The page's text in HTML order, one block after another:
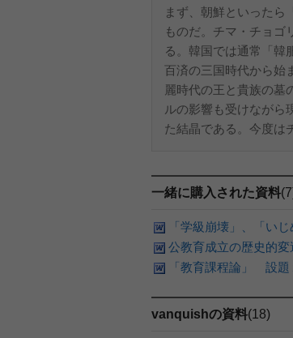
まず、朝鮮といったら
ものだ。チマ・チョゴ
る。韓国では通常「韓
百済の三国時代から始
麗時代の王と貴族の墓
ルの影響も受けながら
た結晶である。今度は
一緒に購入された資料
「学級崩壊」、「い
公教育成立の歴史的
「教育課程論」 設
vanquishの資料(18)